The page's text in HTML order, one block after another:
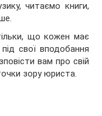
читаємо книги,
що кожен має
свої вподобання
вам про свій
зору юриста.